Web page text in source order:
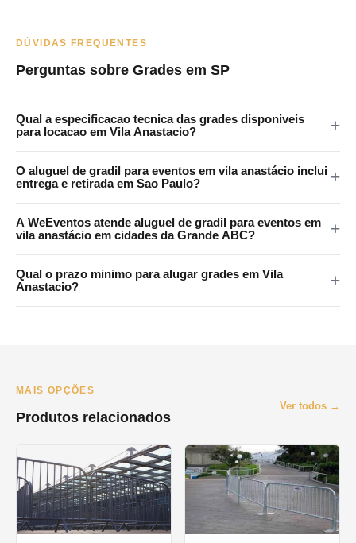
DÚVIDAS FREQUENTES
Perguntas sobre Grades em SP
Qual a especificacao tecnica das grades disponiveis
para locacao em Vila Anastacio?
As grades da WeEventos medem 2x1,20m com encaixes em 4
pontos e tratamento anticorrosao. Certificadas para eventos
O aluguel de gradil para eventos em vila anastácio inclui
entrega e retirada em Sao Paulo?
Paulo e Grande SP. Atendemos Vila Anastacio e regiao
A WeEventos atende aluguel de gradil para eventos em
vila anastácio em cidades da Grande ABC?
Diadema e Maua. Consulte disponibilidade pelo WhatsApp.
Qual o prazo minimo para alugar grades em Vila
Anastacio?
MAIS OPÇÕES
Produtos relacionados
Ver todos →